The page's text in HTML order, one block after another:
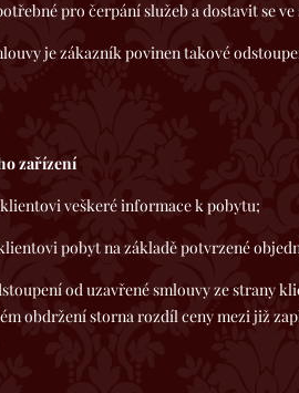
pro čerpání služeb a dostavit se ve
je zákazník povinen takové
zařízení
informace k pobytu;
na základě potvrzené objednávky
uzavřené smlouvy ze strany klienta
obdržení storna rozdíl ceny mezi již